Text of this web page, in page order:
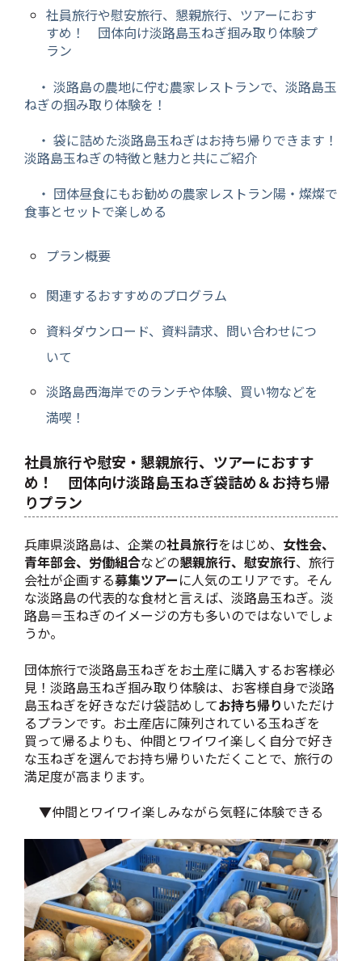
社員旅行や慰安旅行、懇親旅行、ツアーにおす
すめ！ 団体向け淡路島玉ねぎ掴み取り体験プ
ラン
・ 淡路島の農地に佇む農家レストランで、淡路島玉
ねぎの掴み取り体験を！
・ 袋に詰めた淡路島玉ねぎはお持ち帰りできます！
淡路島玉ねぎの特徴と魅力と共にご紹介
・ 団体昼食にもお勧めの農家レストラン陽・燦燦で
食事とセットで楽しめる
プラン概要
関連するおすすめのプログラム
資料ダウンロード、資料請求、問い合わせにつ
いて
淡路島西海岸でのランチや体験、買い物などを
満喫！
社員旅行や慰安・懇親旅行、ツアーにおすす
め！ 団体向け淡路島玉ねぎ袋詰め＆お持ち帰
りプラン
兵庫県淡路島は、企業の社員旅行をはじめ、 女性会、
青年部会、労働組合などの懇親旅行、慰安旅行、旅行
会社が企画する募集ツアーに人気のエリアです。そん
な淡路島の代表的な食材と言えば、淡路島玉ねぎ。淡
路島＝玉ねぎのイメージの方も多いのではないでしょ
うか。
団体旅行で淡路島玉ねぎをお土産に購入するお客様必
見！淡路島玉ねぎ掴み取り体験は、お客様自身で淡路
島玉ねぎを好きなだけ袋詰めしてお持ち帰り いただけ
るプランです。お土産店に陳列されている玉ねぎを
買って帰るよりも、仲間とワイワイ楽しく自分で好き
な玉ねぎを選んでお持ち帰りいただくことで、旅行の
満足度が高まります。
▼仲間とワイワイ楽しみながら気軽に体験できる